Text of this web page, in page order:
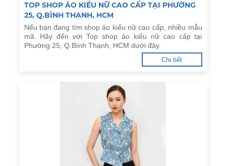
TOP SHOP ÁO KIỂU NỮ CAO CẤP TẠI PHƯỜNG
25, Q.BÌNH THẠNH, HCM
Nếu bạn đang tìm shop áo kiểu nữ cao cấp, nhiều mẫu
mã. Hãy đến với Top shop áo kiểu nữ cao cấp tại
Phường 25, Q.Bình Thạnh, HCM dưới đây.
Chi tiết